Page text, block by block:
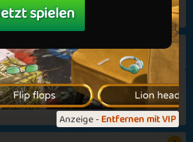
First Month
4.3
Anzeige -Entfernen mit VIP
spielen